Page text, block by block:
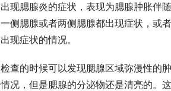
出现腮腺炎的症状，表现为腮腺肿胀伴
一侧腮腺或者两侧腮腺都出现症状，或
出现症状的情况。
检查的时候可以发现腮腺区域弥漫性的
情况，但是腮腺的分泌物还是清亮的。